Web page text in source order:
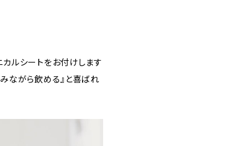
カルシートをお付けします
ながら飲める』と喜ばれ